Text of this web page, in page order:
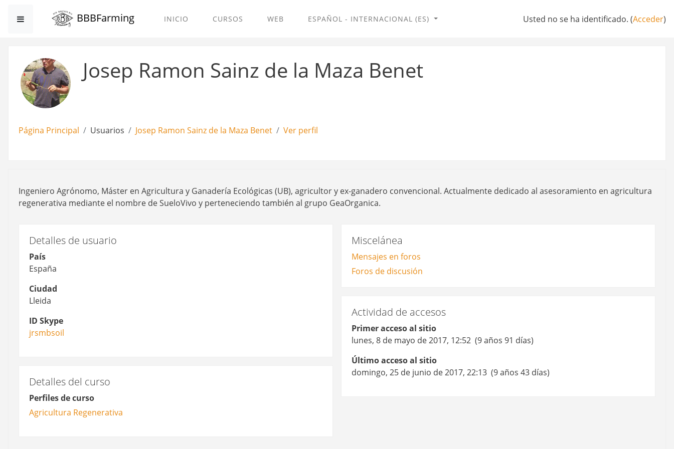
Panel lateral BBBFarming INICIO CURSOS WEB ESPAÑOL - INTERNACIONAL ‎(ES)‎ Usted no se ha identificado. (Acceder)
Josep Ramon Sainz de la Maza Benet
Página Principal Usuarios Josep Ramon Sainz de la Maza Benet Ver perfil
Ingeniero Agrónomo, Máster en Agricultura y Ganadería Ecológicas (UB), agricultor y ex-ganadero convencional. Actualmente dedicado al asesoramiento en agricultura
regenerativa mediante el nombre de SueloVivo y perteneciendo también al grupo GeaOrganica.
Detalles de usuario
País
España
Ciudad
Lleida
ID Skype
jrsmbsoil
Detalles del curso
Perfiles de curso
Agricultura Regenerativa
Miscelánea
Mensajes en foros
Foros de discusión
Actividad de accesos
Primer acceso al sitio
lunes, 8 de mayo de 2017, 12:52 (9 años 91 días)
Último acceso al sitio
domingo, 25 de junio de 2017, 22:13 (9 años 43 días)